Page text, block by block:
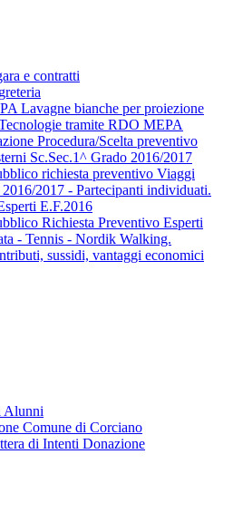
e contratti
Lavagne bianche per proiezione
tramite RDO MEPA
Procedura/Scelta preventivo
Sc.Sec.1^ Grado 2016/2017
richiesta preventivo Viaggi
2017 - Partecipanti individuati.
E.F.2016
Richiesta Preventivo Esperti
- Tennis - Nordik Walking.
sussidi, vantaggi economici
Alunni
Comune di Corciano
di Intenti Donazione